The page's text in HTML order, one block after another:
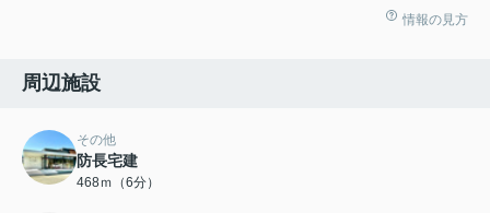
情報の見方
周辺施設
その他
防長宅建
468ｍ（6分）